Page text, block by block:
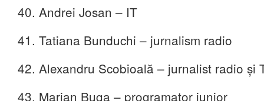
40. Andrei Josan – IT
41. Tatiana Bunduchi – jurnalism radio
42. Alexandru Scobioală – jurnalist radio și
43. Marian Buga – programator junior